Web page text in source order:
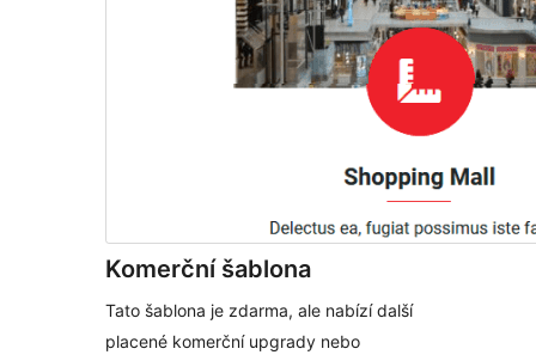
Komerční šablona
Tato šablona je zdarma, ale nabízí další
placené komerční upgrady nebo